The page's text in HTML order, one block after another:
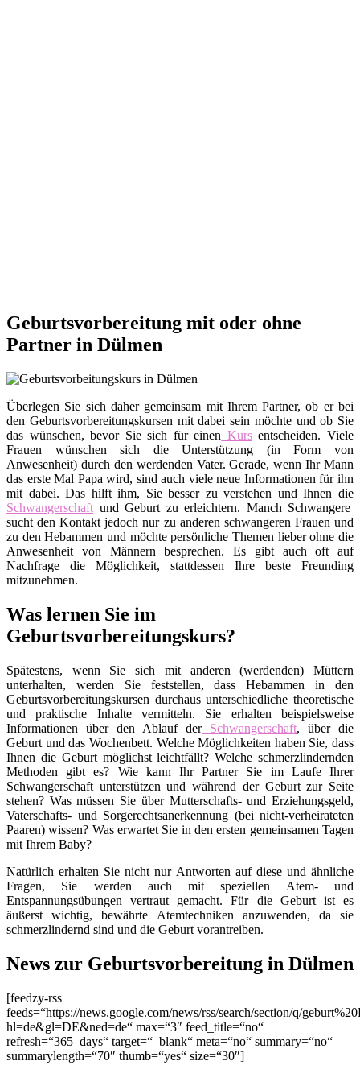
Geburtsvorbereitung mit oder ohne
Partner in Dülmen
Überlegen Sie sich daher gemeinsam mit Ihrem Partner, ob er bei
den Geburtsvorbereitungskursen mit dabei sein möchte und ob Sie
das wünschen, bevor Sie sich für einen Kursentscheiden. Viele
Frauen wünschen sich die Unterstützung (in Form von
Anwesenheit) durch den werdenden Vater. Gerade, wenn Ihr Mann
das erste Mal Papa wird, sind auch viele neue Informationen für ihn
mit dabei. Das hilft ihm, Sie besser zu verstehen und Ihnen die
Schwangerschaft und Geburt zu erleichtern. Manch Schwangere
sucht den Kontakt jedoch nur zu anderen schwangeren Frauen und
zu den Hebammen und möchte persönliche Themen lieber ohne die
Anwesenheit von Männern besprechen. Es gibt auch oft auf
Nachfrage die Möglichkeit, stattdessen Ihre beste Freunding
mitzunehmen.
Was lernen Sie im
Geburtsvorbereitungskurs?
Spätestens, wenn Sie sich mit anderen (werdenden) Müttern
unterhalten, werden Sie feststellen, dass Hebammen in den
Geburtsvorbereitungskursen durchaus unterschiedliche theoretische
und praktische Inhalte vermitteln. Sie erhalten beispielsweise
Informationen über den Ablauf derSchwangerschaft, über die
Geburt und das Wochenbett. Welche Möglichkeiten haben Sie, dass
Ihnen die Geburt möglichst leichtfällt? Welche schmerzlindernden
Methoden gibt es? Wie kann Ihr Partner Sie im Laufe Ihrer
Schwangerschaft unterstützen und während der Geburt zur Seite
stehen? Was müssen Sie über Mutterschafts- und Erziehungsgeld,
Vaterschafts- und Sorgerechtsanerkennung (bei nicht-verheirateten
Paaren) wissen? Was erwartet Sie in den ersten gemeinsamen Tagen
mit Ihrem Baby?
Natürlich erhalten Sie nicht nur Antworten auf diese und ähnliche
Fragen, Sie werden auch mit speziellen Atem- und
Entspannungsübungen vertraut gemacht. Für die Geburt ist es
äußerst wichtig, bewährte Atemtechniken anzuwenden, da sie
schmerzlindernd sind und die Geburt vorantreiben.
News zur Geburtsvorbereitung in Dülmen
[feedzy-rss
feeds=“https://news.google.com/news/rss/search/section/q/
hl=de&gl=DE&ned=de“ max=“3″ feed_title=“no“
refresh=“365_days“ target=“_blank“ meta=“no“ summary=“no“
summarylength=“70″ thumb=“yes“ size=“30″]